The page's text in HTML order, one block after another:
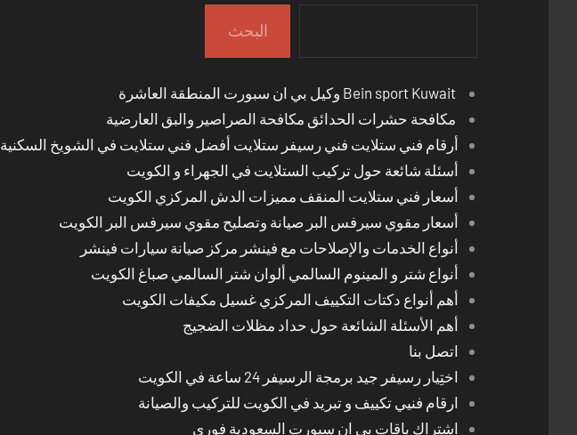
البحث
Bein sport Kuwait وكيل بي ان سبورت المنطقة العاشرة
مكافحة حشرات الحدائق مكافحة الصراصير والبق العارضية
أرقام فني ستلايت فني رسيفر ستلايت أفضل فني ستلايت في الشويخ السكنية
أسئلة شائعة حول تركيب الستلايت في الجهراء و الكويت
أسعار فني ستلايت المنقف مميزات الدش المركزي الكويت
أسعار مقوي سيرفس البر صيانة وتصليح مقوي سيرفس البر الكويت
أنواع الخدمات والإصلاحات مع فينشر مركز صيانة سيارات فينشر
أنواع شتر و المينوم السالمي ألوان شتر السالمي صباغ الكويت
أهم أنواع دكتات التكييف المركزي غسيل مكيفات الكويت
أهم الأسئلة الشائعة حول حداد مظلات الضجيج
اتصل بنا
اختِيار رسيفر جيد برمجة الرسيفر 24 ساعة في الكويت
ارقام فنيي تكييف و تبريد في الكويت للتركيب والصيانة
اشتراك باقات بي ان سبورت السعودية فوري